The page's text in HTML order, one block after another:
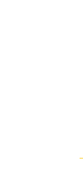
(Portraits,